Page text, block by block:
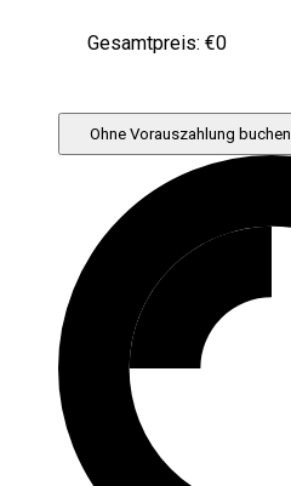
Gesamtpreis: €0
Ohne Vorauszahlung buchen